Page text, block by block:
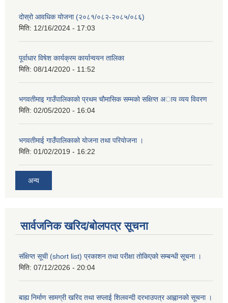
दोस्रो आवधिक योजना (२०८१/०८२-२०८५/०८६)
मिति: 12/16/2024 - 17:03
पूर्वाधार विषेश कार्यक्रम कार्यान्वयन तालिका
मिति: 08/14/2020 - 11:52
भगवतीमाइ गाउँपालिकाकाे प्रथम चाैमासिक सम्मकाे सक्षिप्त अाय व्यय विवरण
मिति: 02/05/2020 - 16:04
भगवतीमाई गाउँपालिकाको याेजना तथा परियाेजना ।
मिति: 01/02/2019 - 16:22
अन्य
सार्वजनिक खरिद/बोलपत्र सूचना
संक्षिप्त सूची (short list) प्रकाशन तथा परीक्षा तोकिएको सम्बन्धी सूचना ।
मिति: 07/12/2026 - 20:04
बाह्य निर्माण सामग्री खरिद तथा सप्लाई शिलवन्दी दरभाउपत्र आह्वानको सूचना ।